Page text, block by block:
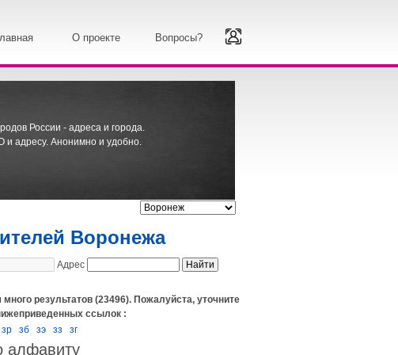
О проекте Вопросы?
России - адреса и города.
и адресу. Анонимно и удобно.
Воронежа
Адрес
результатов (23496). Пожалуйста, уточните
ссылок :
зр зб зэ зз зг
алфавиту